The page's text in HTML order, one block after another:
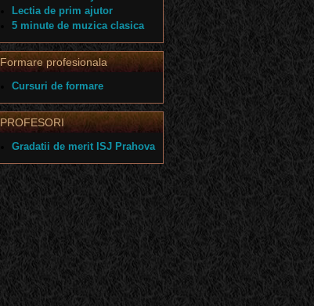
Lectia de prim ajutor
5 minute de muzica clasica
Formare profesionala
Cursuri de formare
PROFESORI
Gradatii de merit ISJ Prahova